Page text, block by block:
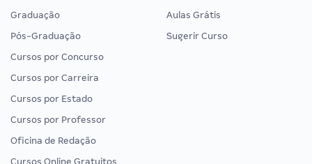
Graduação
Pós-Graduação
Cursos por Concurso
Cursos por Carreira
Cursos por Estado
Cursos por Professor
Oficina de Redação
Cursos Online Gratuitos
Aulas Grátis
Sugerir Curso